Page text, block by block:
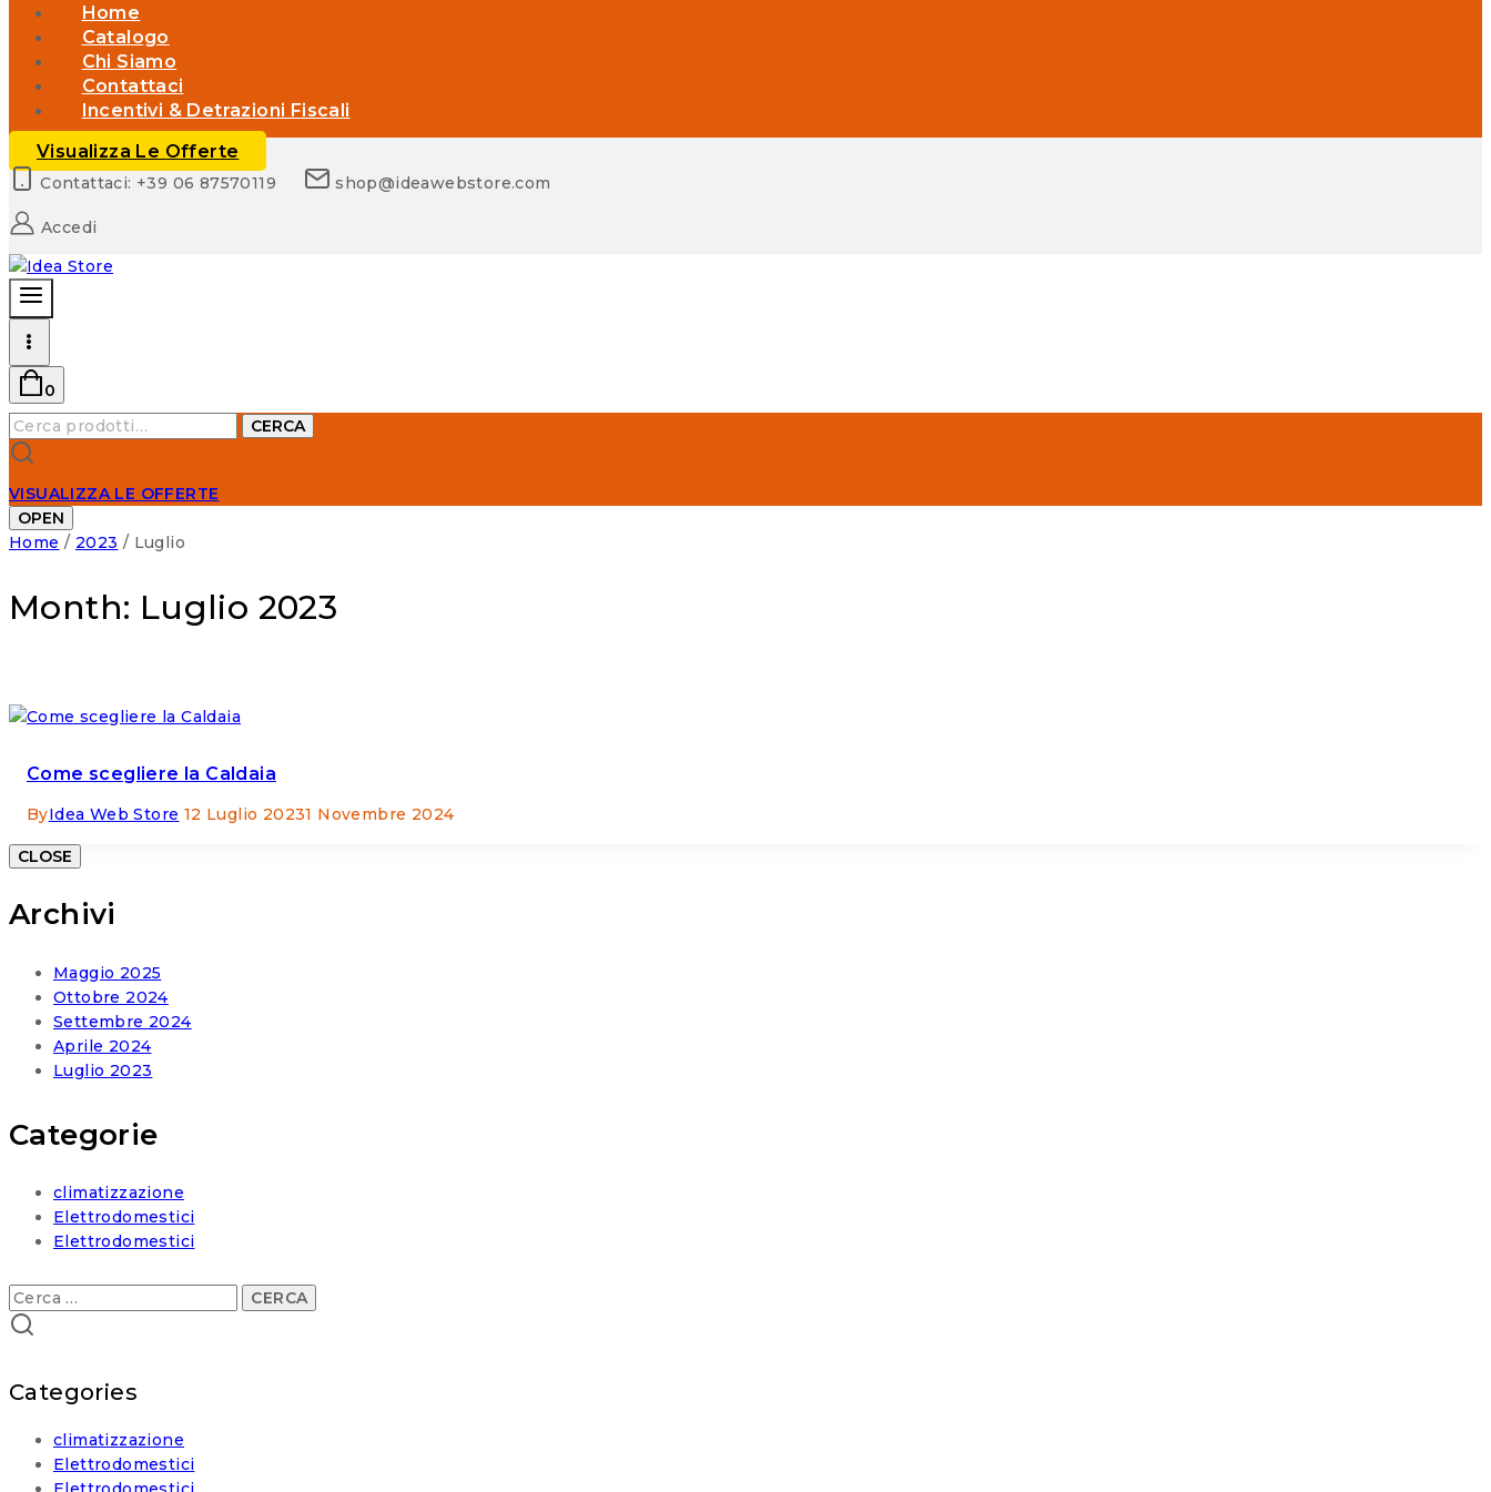
Home
Catalogo
Chi Siamo
Contattaci
Incentivi & Detrazioni Fiscali
Visualizza Le Offerte
Contattaci: +39 06 87570119 shop@ideawebstore.com
Accedi
0
Cerca:
CERCA
VISUALIZZA LE OFFERTE
OPEN
Home / 2023 / Luglio
Month: Luglio 2023
Come scegliere la Caldaia
ByIdea Web Store 12 Luglio 20231 Novembre 2024
CLOSE
Archivi
Maggio 2025
Ottobre 2024
Settembre 2024
Aprile 2024
Luglio 2023
Categorie
climatizzazione
Elettrodomestici
Elettrodomestici
Ricerca
per:
Categories
climatizzazione
Elettrodomestici